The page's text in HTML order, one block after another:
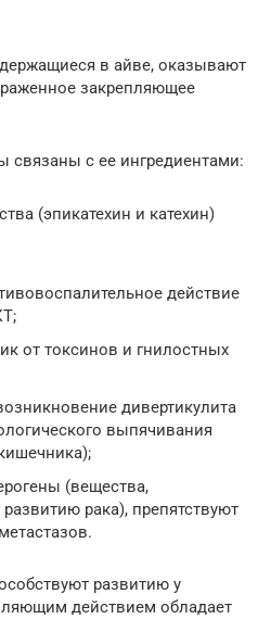
в айве, оказывают
закрепляющее
связаны с ее ингредиентами:
(эпикатехин и катехин)
действие
от токсинов и гнилостных
дивертикулита
выпячивания
(вещества,
рака), препятствуют
развитию у
действием обладает